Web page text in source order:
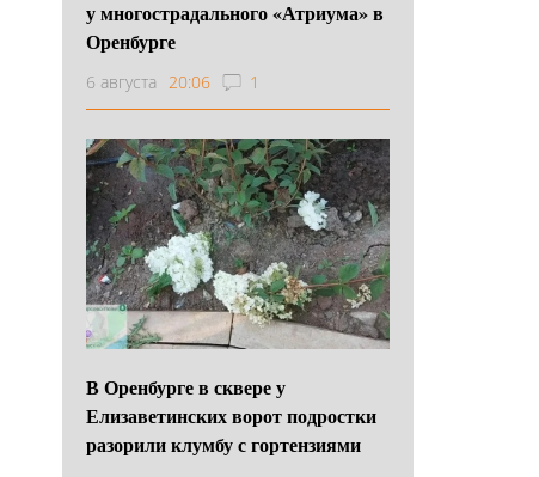
у многострадального «Атриума» в
Оренбурге
6 августа 20:06 1
В Оренбурге в сквере у
Елизаветинских ворот подростки
разорили клумбу с гортензиями